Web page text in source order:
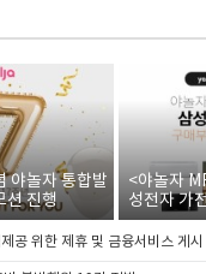
야놀자 통합발
션 진행
<야놀자
성전자 가
공 위한 제휴 및 금융서비스 게시